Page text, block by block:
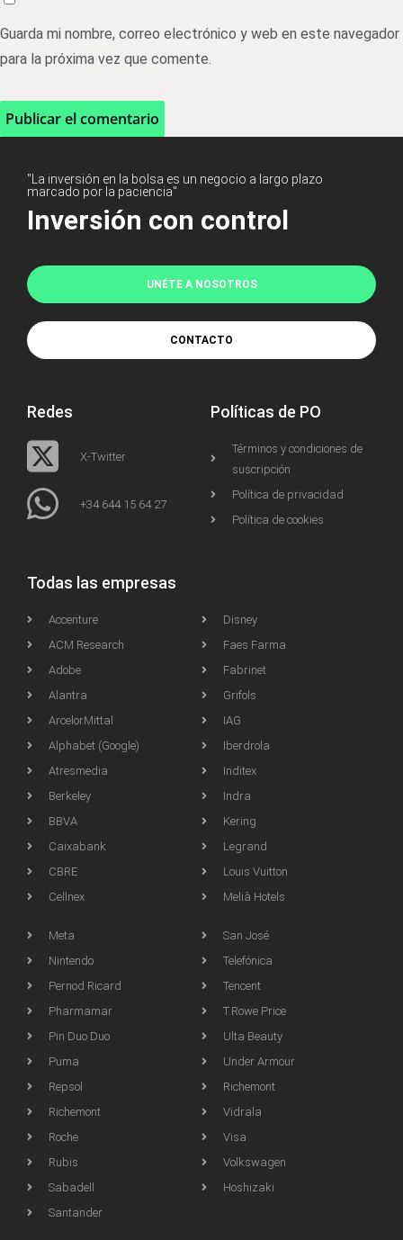
Guarda mi nombre, correo electrónico y web en este navegador
para la próxima vez que comente.
"La inversión en la bolsa es un negocio a largo plazo
marcado por la paciencia"
Inversión con control
UNÉTE A NOSOTROS
CONTACTO
Redes
X-Twitter
+34 644 15 64 27
Políticas de PO
Términos y condiciones de
suscripción
Política de privacidad
Política de cookies
Todas las empresas
Accenture
ACM Research
Adobe
Alantra
ArcelorMittal
Alphabet (Google)
Atresmedia
Berkeley
BBVA
Caixabank
CBRE
Cellnex
Disney
Faes Farma
Fabrinet
Grifols
IAG
Iberdrola
Inditex
Indra
Kering
Legrand
Louis Vuitton
Melià Hotels
Meta
Nintendo
Pernod Ricard
Pharmamar
Pin Duo Duo
Puma
Repsol
Richemont
Roche
Rubis
Sabadell
Santander
San José
Telefónica
Tencent
T.Rowe Price
Ulta Beauty
Under Armour
Richemont
Vidrala
Visa
Volkswagen
Hoshizaki